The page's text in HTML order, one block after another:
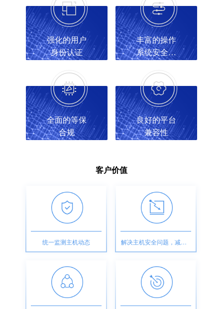
强化的用户
身份认证
丰富的操作
系统安全加
全面的等保
合规
良好的平台
兼容性
客户价值
统一监测主机动态 解决主机安全问题，减少安全生产事故